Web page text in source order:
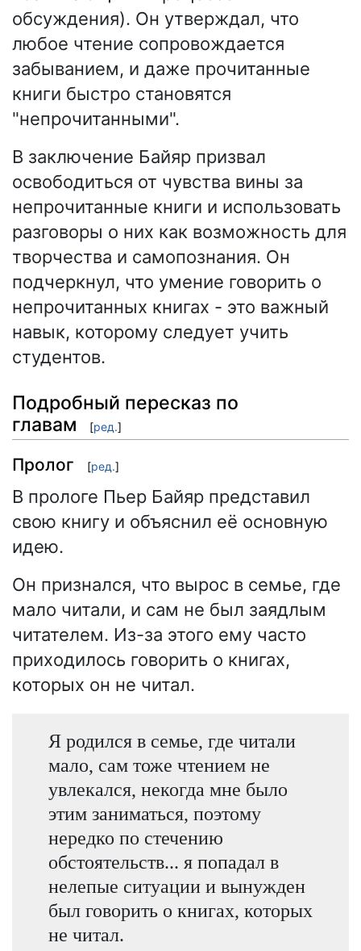
обсуждения). Он утверждал, что
любое чтение сопровождается
забыванием, и даже прочитанные
книги быстро становятся
"непрочитанными".
В заключение Байяр призвал
освободиться от чувства вины за
непрочитанные книги и использовать
разговоры о них как возможность для
творчества и самопознания. Он
подчеркнул, что умение говорить о
непрочитанных книгах - это важный
навык, которому следует учить
студентов.
Подробный пересказ по
главам
[ред.]
Пролог [ред.]
В прологе Пьер Байяр представил
свою книгу и объяснил её основную
идею.
Он признался, что вырос в семье, где
мало читали, и сам не был заядлым
читателем. Из-за этого ему часто
приходилось говорить о книгах,
которых он не читал.
Я родился в семье, где читали
мало, сам тоже чтением не
увлекался, некогда мне было
этим заниматься, поэтому
нередко по стечению
обстоятельств... я попадал в
нелепые ситуации и вынужден
был говорить о книгах, которых
не читал.